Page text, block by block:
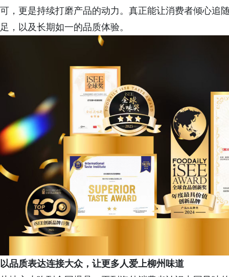
可，更是持续打磨产品的动力。真正能让消费者倾心追
足，以及长期如一的品质体验。
以品质表达连接大众，让更多人爱上柳州味道